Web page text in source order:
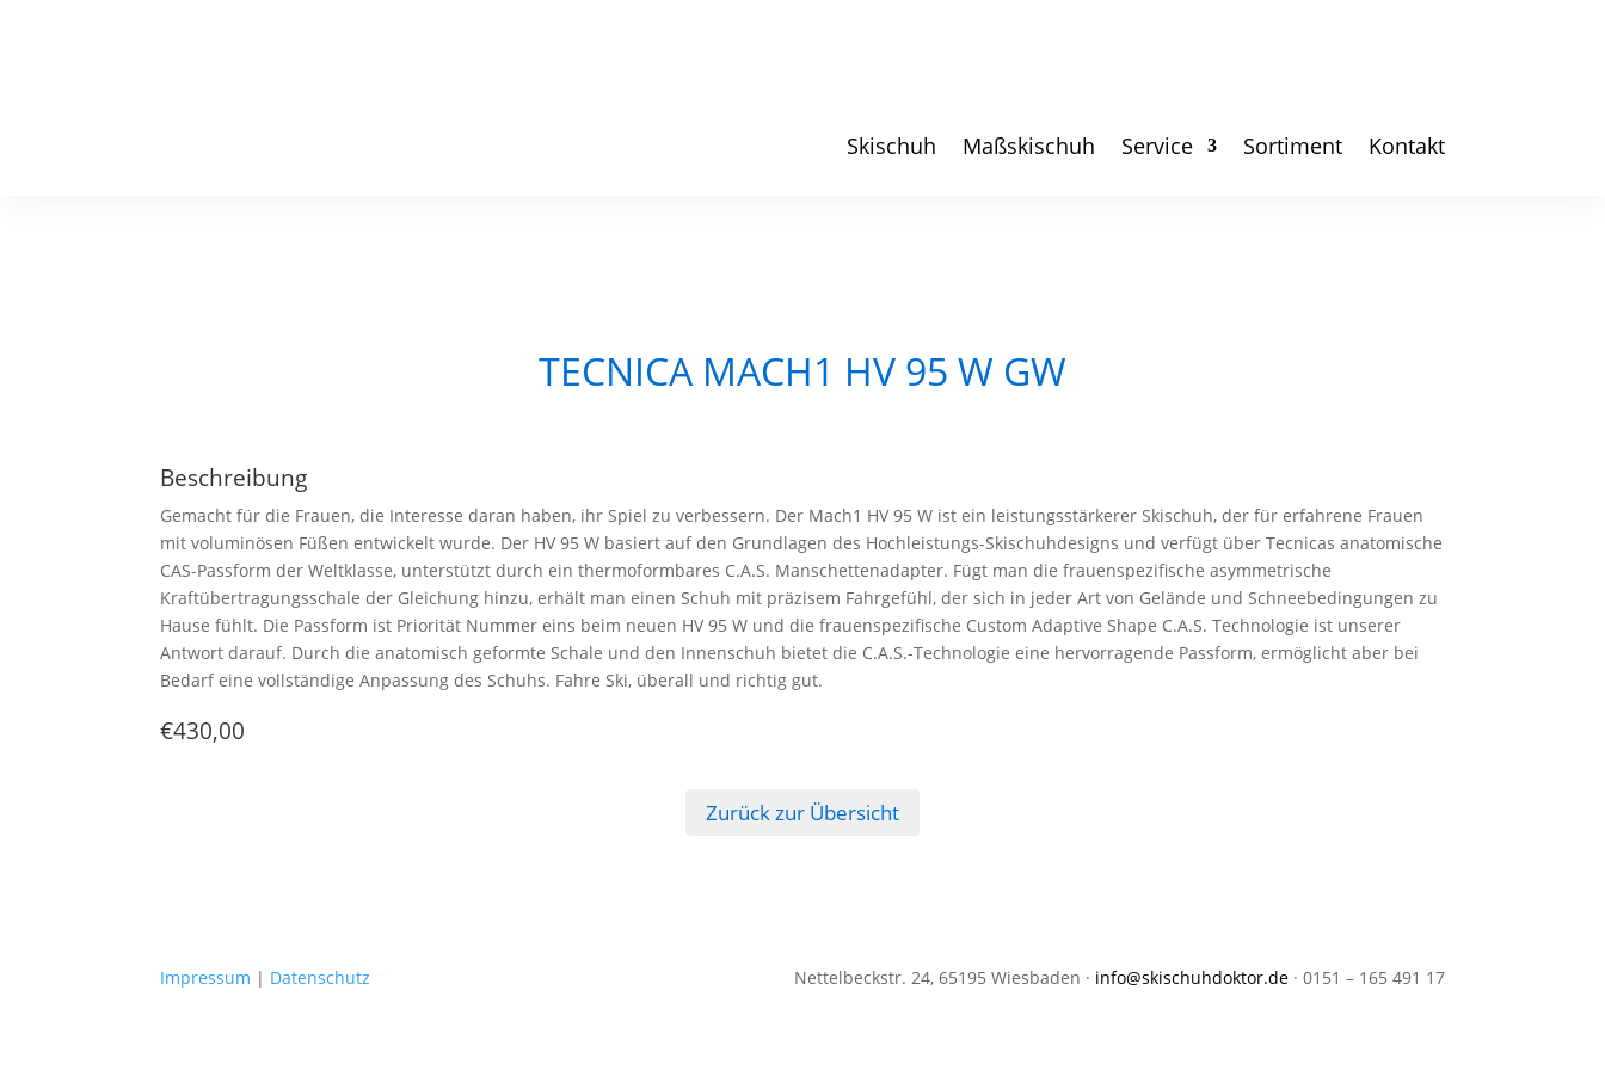
Skischuh Maßskischuh Service Sortiment Kontakt
TECNICA MACH1 HV 95 W GW
Beschreibung
Gemacht für die Frauen, die Interesse daran haben, ihr Spiel zu verbessern. Der Mach1 HV 95 W ist ein leistungsstärkerer Skischuh, der für erfahrene Frauen
mit voluminösen Füßen entwickelt wurde. Der HV 95 W basiert auf den Grundlagen des Hochleistungs-Skischuhdesigns und verfügt über Tecnicas anatomische
CAS-Passform der Weltklasse, unterstützt durch ein thermoformbares C.A.S. Manschettenadapter. Fügt man die frauenspezifische asymmetrische
Kraftübertragungsschale der Gleichung hinzu, erhält man einen Schuh mit präzisem Fahrgefühl, der sich in jeder Art von Gelände und Schneebedingungen zu
Hause fühlt. Die Passform ist Priorität Nummer eins beim neuen HV 95 W und die frauenspezifische Custom Adaptive Shape C.A.S. Technologie ist unserer
Antwort darauf. Durch die anatomisch geformte Schale und den Innenschuh bietet die C.A.S.-Technologie eine hervorragende Passform, ermöglicht aber bei
Bedarf eine vollständige Anpassung des Schuhs. Fahre Ski, überall und richtig gut.
€430,00
Zurück zur Übersicht
Impressum | Datenschutz Nettelbeckstr. 24, 65195 Wiesbaden · info@skischuhdoktor.de· 0151 – 165 491 17